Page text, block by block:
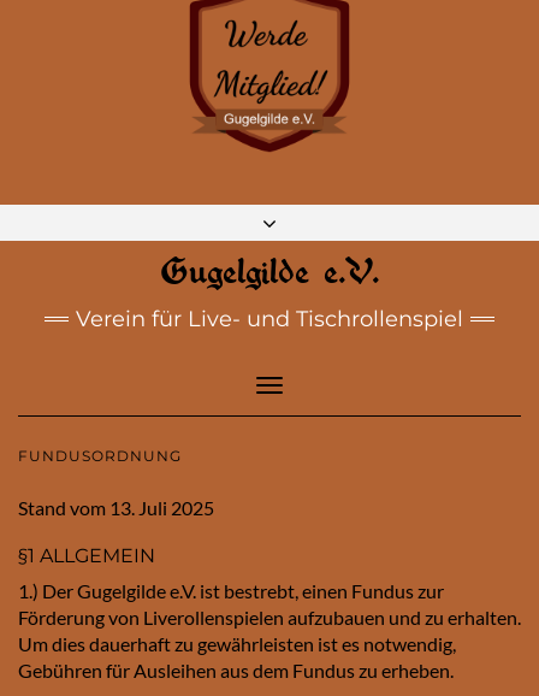
DISCORD
MASTODON
BLUESKY
INSTAGRAM
FACEBOOK
E-MAIL
Gugelgilde e.V.
Verein für Live- und Tischrollenspiel
Toggle
Navigation
FUNDUSORDNUNG
Stand vom 13. Juli 2025
§1 ALLGEMEIN
1.) Der Gugelgilde e.V. ist bestrebt, einen Fundus zur
Förderung von Liverollenspielen aufzubauen und zu erhalten.
Um dies dauerhaft zu gewährleisten ist es notwendig,
Gebühren für Ausleihen aus dem Fundus zu erheben.